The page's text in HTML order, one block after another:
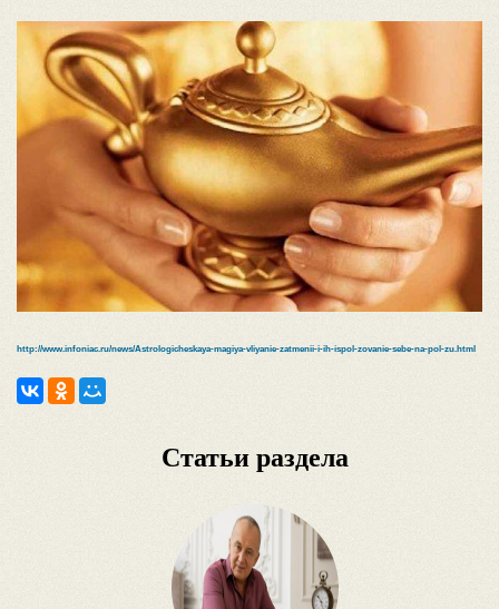
http://www.infoniac.ru/news/Astrologicheskaya-magiya-vliyanie-zatmenii-i-ih-ispol-zovanie-sebe-na-pol-zu.html
Статьи раздела